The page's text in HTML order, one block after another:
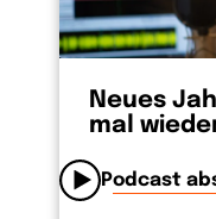
Neues
mal
Podcast